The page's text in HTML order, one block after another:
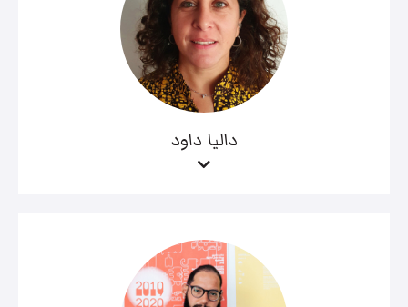
داليا داود